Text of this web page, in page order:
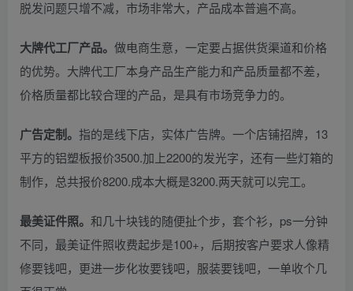
脱发问题只增不减，市场非常大，产品成本普遍不高。
大牌代工厂产品。 做电商生意，一定要占据供货渠道和价格
的优势。大牌代工厂本身产品生产能力和产品质量都不差，
价格质量都比较合理的产品，是具有市场竞争力的。
广告定制。 指的是线下店，实体广告牌。一个店铺招牌，13
平方的铝塑板报价3500.加上2200的发光字，还有一些灯箱的
制作，总共报价8200.成本大概是3200.两天就可以完工。
最美证件照。 和几十块钱的随便扯个步，套个衫，ps一分钟
不同，最美证件照收费起步是100+，后期按客户要求人像精
修要钱吧，更进一步化妆要钱吧，服装要钱吧，一单收个几